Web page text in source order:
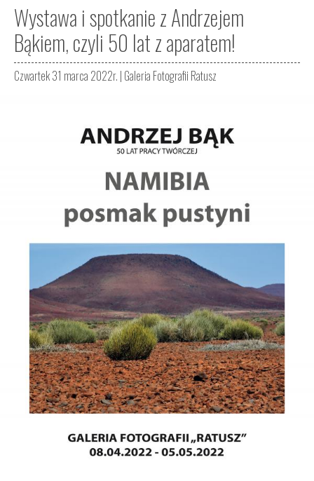
Wystawa i spotkanie z Andrzejem
Bąkiem, czyli 50 lat z aparatem!
Czwartek 31 marca 2022r. | Galeria Fotografii Ratusz